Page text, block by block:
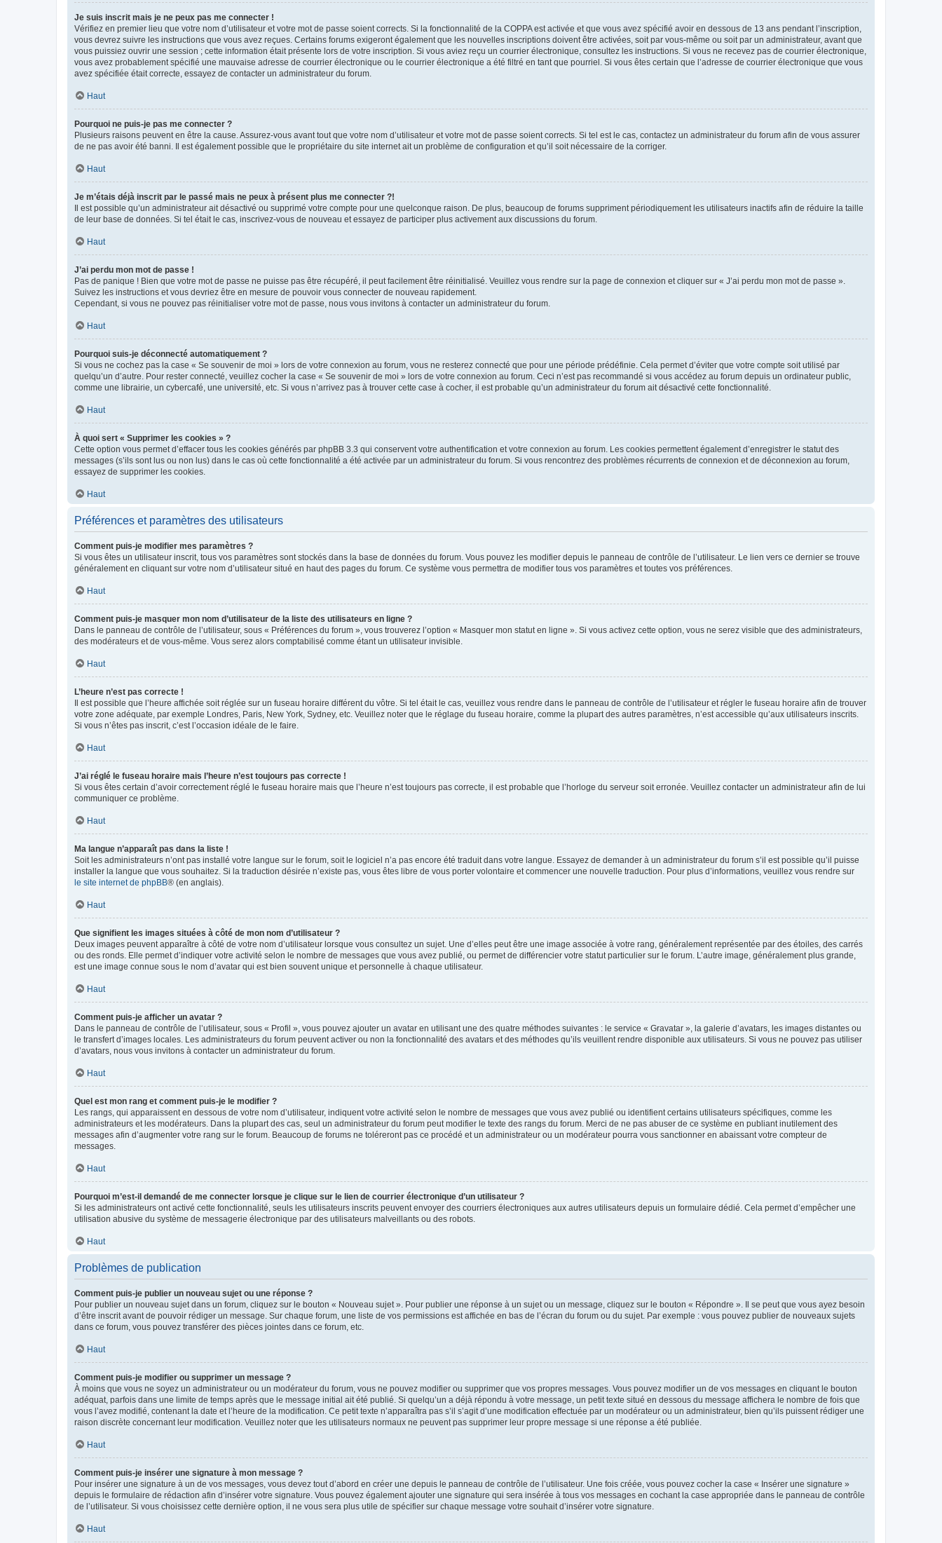
Je suis inscrit mais je ne peux pas me connecter !
Vérifiez en premier lieu que votre nom d’utilisateur et votre mot de passe soient corrects. Si la fonctionnalité de la COPPA est activée et que vous avez spécifié avoir en dessous de 13 ans pendant l’inscription,
vous devrez suivre les instructions que vous avez reçues. Certains forums exigeront également que les nouvelles inscriptions doivent être activées, soit par vous-même ou soit par un administrateur, avant que
vous puissiez ouvrir une session ; cette information était présente lors de votre inscription. Si vous aviez reçu un courrier électronique, consultez les instructions. Si vous ne recevez pas de courrier électronique,
vous avez probablement spécifié une mauvaise adresse de courrier électronique ou le courrier électronique a été filtré en tant que pourriel. Si vous êtes certain que l’adresse de courrier électronique que vous
avez spécifiée était correcte, essayez de contacter un administrateur du forum.
Haut
Pourquoi ne puis-je pas me connecter ?
Plusieurs raisons peuvent en être la cause. Assurez-vous avant tout que votre nom d’utilisateur et votre mot de passe soient corrects. Si tel est le cas, contactez un administrateur du forum afin de vous assurer
de ne pas avoir été banni. Il est également possible que le propriétaire du site internet ait un problème de configuration et qu’il soit nécessaire de la corriger.
Haut
Je m’étais déjà inscrit par le passé mais ne peux à présent plus me connecter ?!
Il est possible qu’un administrateur ait désactivé ou supprimé votre compte pour une quelconque raison. De plus, beaucoup de forums suppriment périodiquement les utilisateurs inactifs afin de réduire la taille
de leur base de données. Si tel était le cas, inscrivez-vous de nouveau et essayez de participer plus activement aux discussions du forum.
Haut
J’ai perdu mon mot de passe !
Pas de panique ! Bien que votre mot de passe ne puisse pas être récupéré, il peut facilement être réinitialisé. Veuillez vous rendre sur la page de connexion et cliquer sur « J’ai perdu mon mot de passe ».
Suivez les instructions et vous devriez être en mesure de pouvoir vous connecter de nouveau rapidement.
Cependant, si vous ne pouvez pas réinitialiser votre mot de passe, nous vous invitons à contacter un administrateur du forum.
Haut
Pourquoi suis-je déconnecté automatiquement ?
Si vous ne cochez pas la case « Se souvenir de moi » lors de votre connexion au forum, vous ne resterez connecté que pour une période prédéfinie. Cela permet d’éviter que votre compte soit utilisé par
quelqu’un d’autre. Pour rester connecté, veuillez cocher la case « Se souvenir de moi » lors de votre connexion au forum. Ceci n’est pas recommandé si vous accédez au forum depuis un ordinateur public,
comme une librairie, un cybercafé, une université, etc. Si vous n’arrivez pas à trouver cette case à cocher, il est probable qu’un administrateur du forum ait désactivé cette fonctionnalité.
Haut
À quoi sert « Supprimer les cookies » ?
Cette option vous permet d’effacer tous les cookies générés par phpBB 3.3 qui conservent votre authentification et votre connexion au forum. Les cookies permettent également d’enregistrer le statut des
messages (s’ils sont lus ou non lus) dans le cas où cette fonctionnalité a été activée par un administrateur du forum. Si vous rencontrez des problèmes récurrents de connexion et de déconnexion au forum,
essayez de supprimer les cookies.
Haut
Préférences et paramètres des utilisateurs
Comment puis-je modifier mes paramètres ?
Si vous êtes un utilisateur inscrit, tous vos paramètres sont stockés dans la base de données du forum. Vous pouvez les modifier depuis le panneau de contrôle de l’utilisateur. Le lien vers ce dernier se trouve
généralement en cliquant sur votre nom d’utilisateur situé en haut des pages du forum. Ce système vous permettra de modifier tous vos paramètres et toutes vos préférences.
Haut
Comment puis-je masquer mon nom d’utilisateur de la liste des utilisateurs en ligne ?
Dans le panneau de contrôle de l’utilisateur, sous « Préférences du forum », vous trouverez l’option « Masquer mon statut en ligne ». Si vous activez cette option, vous ne serez visible que des administrateurs,
des modérateurs et de vous-même. Vous serez alors comptabilisé comme étant un utilisateur invisible.
Haut
L’heure n’est pas correcte !
Il est possible que l’heure affichée soit réglée sur un fuseau horaire différent du vôtre. Si tel était le cas, veuillez vous rendre dans le panneau de contrôle de l’utilisateur et régler le fuseau horaire afin de trouver
votre zone adéquate, par exemple Londres, Paris, New York, Sydney, etc. Veuillez noter que le réglage du fuseau horaire, comme la plupart des autres paramètres, n’est accessible qu’aux utilisateurs inscrits.
Si vous n’êtes pas inscrit, c’est l’occasion idéale de le faire.
Haut
J’ai réglé le fuseau horaire mais l’heure n’est toujours pas correcte !
Si vous êtes certain d’avoir correctement réglé le fuseau horaire mais que l’heure n’est toujours pas correcte, il est probable que l’horloge du serveur soit erronée. Veuillez contacter un administrateur afin de lui
communiquer ce problème.
Haut
Ma langue n’apparaît pas dans la liste !
Soit les administrateurs n’ont pas installé votre langue sur le forum, soit le logiciel n’a pas encore été traduit dans votre langue. Essayez de demander à un administrateur du forum s’il est possible qu’il puisse
installer la langue que vous souhaitez. Si la traduction désirée n’existe pas, vous êtes libre de vous porter volontaire et commencer une nouvelle traduction. Pour plus d’informations, veuillez vous rendre sur
le site internet de phpBB® (en anglais).
Haut
Que signifient les images situées à côté de mon nom d’utilisateur ?
Deux images peuvent apparaître à côté de votre nom d’utilisateur lorsque vous consultez un sujet. Une d’elles peut être une image associée à votre rang, généralement représentée par des étoiles, des carrés
ou des ronds. Elle permet d’indiquer votre activité selon le nombre de messages que vous avez publié, ou permet de différencier votre statut particulier sur le forum. L’autre image, généralement plus grande,
est une image connue sous le nom d’avatar qui est bien souvent unique et personnelle à chaque utilisateur.
Haut
Comment puis-je afficher un avatar ?
Dans le panneau de contrôle de l’utilisateur, sous « Profil », vous pouvez ajouter un avatar en utilisant une des quatre méthodes suivantes : le service « Gravatar », la galerie d’avatars, les images distantes ou
le transfert d’images locales. Les administrateurs du forum peuvent activer ou non la fonctionnalité des avatars et des méthodes qu’ils veuillent rendre disponible aux utilisateurs. Si vous ne pouvez pas utiliser
d’avatars, nous vous invitons à contacter un administrateur du forum.
Haut
Quel est mon rang et comment puis-je le modifier ?
Les rangs, qui apparaissent en dessous de votre nom d’utilisateur, indiquent votre activité selon le nombre de messages que vous avez publié ou identifient certains utilisateurs spécifiques, comme les
administrateurs et les modérateurs. Dans la plupart des cas, seul un administrateur du forum peut modifier le texte des rangs du forum. Merci de ne pas abuser de ce système en publiant inutilement des
messages afin d’augmenter votre rang sur le forum. Beaucoup de forums ne toléreront pas ce procédé et un administrateur ou un modérateur pourra vous sanctionner en abaissant votre compteur de
messages.
Haut
Pourquoi m’est-il demandé de me connecter lorsque je clique sur le lien de courrier électronique d’un utilisateur ?
Si les administrateurs ont activé cette fonctionnalité, seuls les utilisateurs inscrits peuvent envoyer des courriers électroniques aux autres utilisateurs depuis un formulaire dédié. Cela permet d’empêcher une
utilisation abusive du système de messagerie électronique par des utilisateurs malveillants ou des robots.
Haut
Problèmes de publication
Comment puis-je publier un nouveau sujet ou une réponse ?
Pour publier un nouveau sujet dans un forum, cliquez sur le bouton « Nouveau sujet ». Pour publier une réponse à un sujet ou un message, cliquez sur le bouton « Répondre ». Il se peut que vous ayez besoin
d’être inscrit avant de pouvoir rédiger un message. Sur chaque forum, une liste de vos permissions est affichée en bas de l’écran du forum ou du sujet. Par exemple : vous pouvez publier de nouveaux sujets
dans ce forum, vous pouvez transférer des pièces jointes dans ce forum, etc.
Haut
Comment puis-je modifier ou supprimer un message ?
À moins que vous ne soyez un administrateur ou un modérateur du forum, vous ne pouvez modifier ou supprimer que vos propres messages. Vous pouvez modifier un de vos messages en cliquant le bouton
adéquat, parfois dans une limite de temps après que le message initial ait été publié. Si quelqu’un a déjà répondu à votre message, un petit texte situé en dessous du message affichera le nombre de fois que
vous l’avez modifié, contenant la date et l’heure de la modification. Ce petit texte n’apparaîtra pas s’il s’agit d’une modification effectuée par un modérateur ou un administrateur, bien qu’ils puissent rédiger une
raison discrète concernant leur modification. Veuillez noter que les utilisateurs normaux ne peuvent pas supprimer leur propre message si une réponse a été publiée.
Haut
Comment puis-je insérer une signature à mon message ?
Pour insérer une signature à un de vos messages, vous devez tout d’abord en créer une depuis le panneau de contrôle de l’utilisateur. Une fois créée, vous pouvez cocher la case « Insérer une signature »
depuis le formulaire de rédaction afin d’insérer votre signature. Vous pouvez également ajouter une signature qui sera insérée à tous vos messages en cochant la case appropriée dans le panneau de contrôle
de l’utilisateur. Si vous choisissez cette dernière option, il ne vous sera plus utile de spécifier sur chaque message votre souhait d’insérer votre signature.
Haut